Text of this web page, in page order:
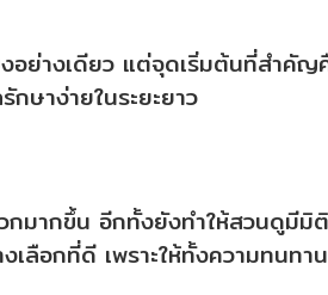
ย่างเดียว แต่จุดเริ่มต้นที่สำคั
ษาง่ายในระยะยาว
มากขึ้น อีกทั้งยังทำให้สวนดูมีมิ
อกที่ดี เพราะให้ทั้งความทนทา